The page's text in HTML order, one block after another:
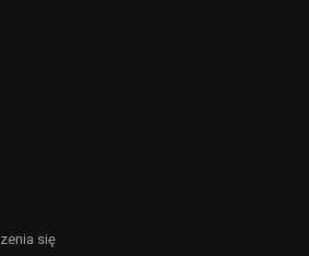
się